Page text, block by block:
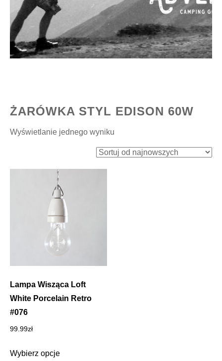
ŻARÓWKA STYL EDISON 60W
Wyświetlanie jednego wyniku
Lampa Wisząca Loft
White Porcelain Retro
#076
99.99zł
Wybierz opcje